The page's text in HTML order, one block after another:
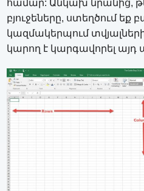
համար: Անկախ նրանից,
բյուջեները, ստեղծում
կազմակերպում
կարող է կարգավորել այդ